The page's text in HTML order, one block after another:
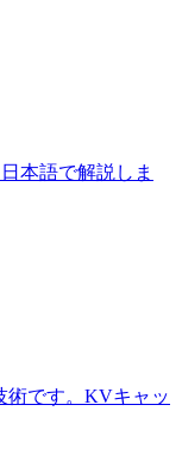
本語で解説しま
術です。KVキャッ